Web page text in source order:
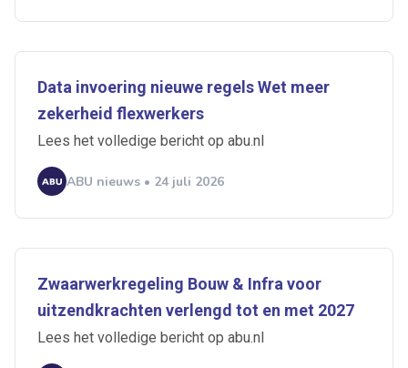
Data invoering nieuwe regels Wet meer
zekerheid flexwerkers
Lees het volledige bericht op abu.nl
ABU nieuws • 24 juli 2026
Zwaarwerkregeling Bouw & Infra voor
uitzendkrachten verlengd tot en met 2027
Lees het volledige bericht op abu.nl